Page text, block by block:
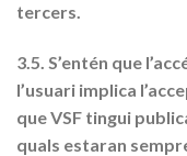
tercers.
3.5. S’entén que
l’usuari implica
que VSF tingui
quals estaran